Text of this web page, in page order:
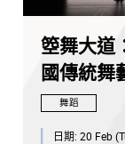
箜舞大道
國傳統舞
舞蹈
日期: 20 Feb